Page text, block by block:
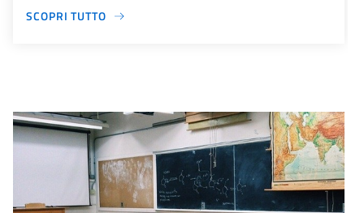
SCOPRI TUTTO